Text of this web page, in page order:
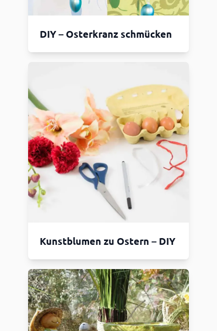
DIY – Osterkranz schmücken
Kunstblumen zu Ostern – DIY